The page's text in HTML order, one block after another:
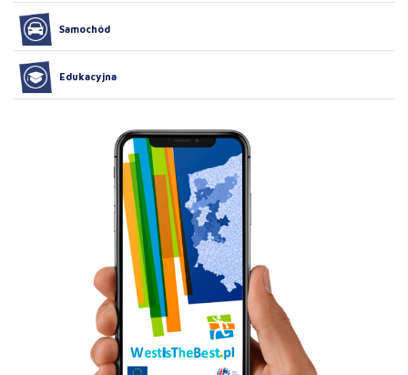
Samochód
Edukacyjna